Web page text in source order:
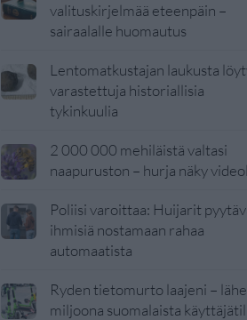
valituskirjelmää eteenpäin –
sairaalalle huomautus
Lentomatkustajan laukusta
varastettuja historiallisia
tykinkuulia
2 000 000 mehiläistä valtasi
naapuruston – hurja näky
Poliisi varoittaa: Huijarit
ihmisiä nostamaan rahaa
automaatista
Ryden tietomurto laajeni –
miljoona suomalaista